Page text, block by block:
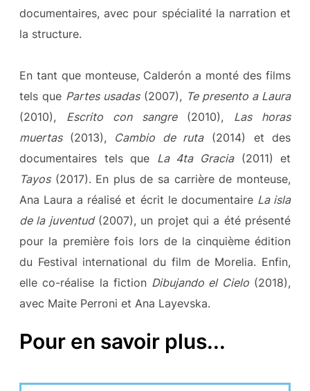
documentaires, avec pour spécialité la narration et
la structure.
En tant que monteuse, Calderón a monté des films
tels que Partes usadas(2007), Te presento a Laura
(2010), Escrito con sangre (2010), Las horas
muertas (2013), Cambio de ruta(2014) et des
documentaires tels que La 4ta Gracia(2011) et
Tayos(2017). En plus de sa carrière de monteuse,
Ana Laura a réalisé et écrit le documentaire La isla
de la juventud(2007), un projet qui a été présenté
pour la première fois lors de la cinquième édition
du Festival international du film de Morelia. Enfin,
elle co-réalise la fiction Dibujando el Cielo(2018),
avec Maite Perroni et Ana Layevska.
Pour en savoir plus...